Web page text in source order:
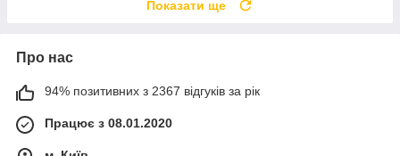
Показати ще
Про нас
94% позитивних з 2367 відгуків за рік
Працює з 08.01.2020